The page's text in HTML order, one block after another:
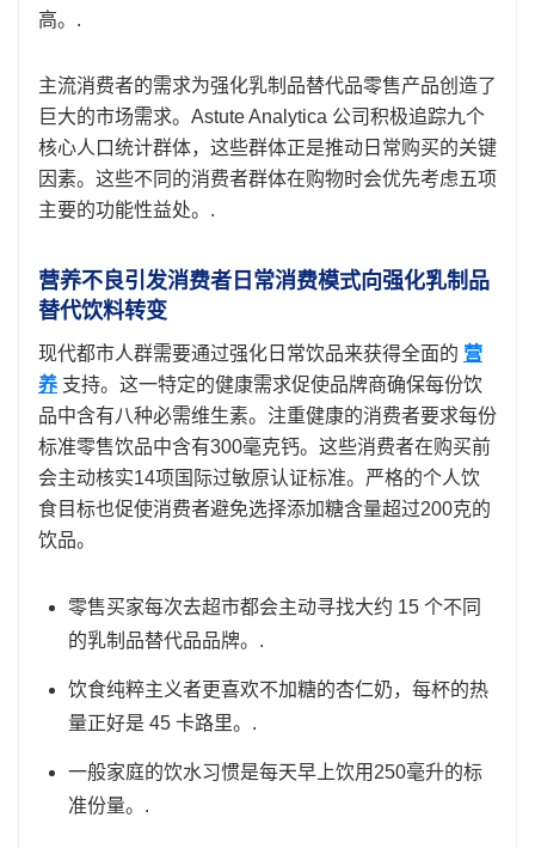
高。.
主流消费者的需求为强化乳制品替代品零售产品创造了
巨大的市场需求。Astute Analytica 公司积极追踪九个
核心人口统计群体，这些群体正是推动日常购买的关键
因素。这些不同的消费者群体在购物时会优先考虑五项
主要的功能性益处。.
营养不良引发消费者日常消费模式向强化乳制品
替代饮料转变
现代都市人群需要通过强化日常饮品来获得全面的 营
养支持。这一特定的健康需求促使品牌商确保每份饮
品中含有八种必需维生素。注重健康的消费者要求每份
标准零售饮品中含有300毫克钙。这些消费者在购买前
会主动核实14项国际过敏原认证标准。严格的个人饮
食目标也促使消费者避免选择添加糖含量超过200克的
饮品。
零售买家每次去超市都会主动寻找大约 15 个不同
的乳制品替代品品牌。.
饮食纯粹主义者更喜欢不加糖的杏仁奶，每杯的热
量正好是 45 卡路里。.
一般家庭的饮水习惯是每天早上饮用250毫升的标
准份量。.